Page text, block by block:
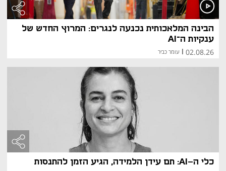
הבינה המלאכותית נכנעה לנגרים: המרוץ החדש של
ענקיות ה־AI
02.08.26 עומר כביר
כלי ה-AI: תם עידן הלמידה, הגיע הזמן להתנסות